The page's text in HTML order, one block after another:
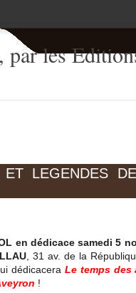
LEGENDES
en dédicace samedi 5
, 31 av. de la
dédicacera Le temps des
!